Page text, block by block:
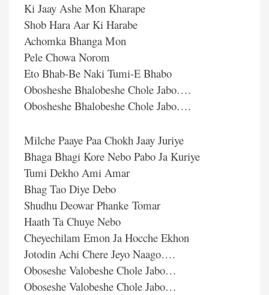
Ki Jaay Ashe Mon Kharape
Shob Hara Aar Ki Harabe
Achomka Bhanga Mon
Pele Chowa Norom
Eto Bhab-Be Naki Tumi-E Bhabo
Obosheshe Bhalobeshe Chole Jabo….
Obosheshe Bhalobeshe Chole Jabo….
Milche Paaye Paa Chokh Jaay Juriye
Bhaga Bhagi Kore Nebo Pabo Ja Kuriye
Tumi Dekho Ami Amar
Bhag Tao Diye Debo
Shudhu Deowar Phanke Tomar
Haath Ta Chuye Nebo
Cheyechilam Emon Ja Hocche Ekhon
Jotodin Achi Chere Jeyo Naago….
Oboseshe Valobeshe Chole Jabo…
Oboseshe Valobeshe Chole Jabo…